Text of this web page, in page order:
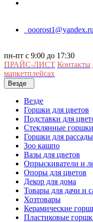
ooorost1@yandex.ru
пн-пт с 9:00 до 17:30
ПРАЙС-ЛИСТ Контакты
маркетплейсах
Везде
Везде
Горшки для цветов
Подставки для
Стеклянные
Горшки для рассады
Зоо кашпо
Вазы для цветов
Опрыскиватели и
Опоры для цветов
Декор для дома
Товары для дачи и
Хозтовары
Керамические
Пластиковые